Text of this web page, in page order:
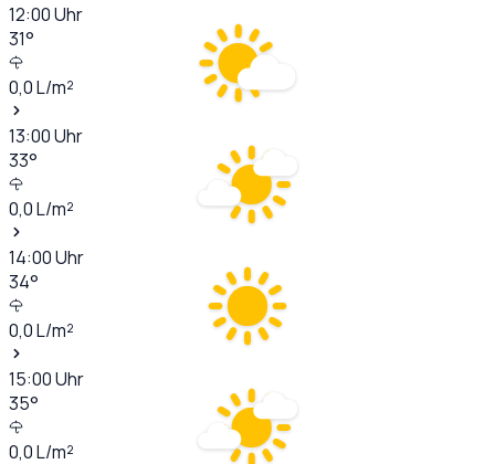
12:00Uhr
31°
0,0L/m²
13:00Uhr
33°
0,0L/m²
14:00Uhr
34°
0,0L/m²
15:00Uhr
35°
0,0L/m²